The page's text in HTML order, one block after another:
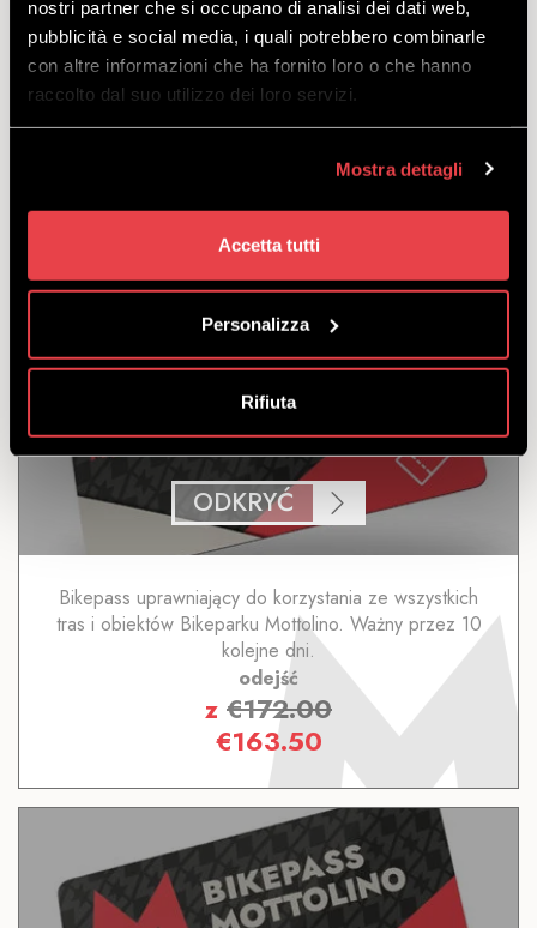
nostri partner che si occupano di analisi dei dati web,
pubblicità e social media, i quali potrebbero combinarle
con altre informazioni che ha fornito loro o che hanno
raccolto dal suo utilizzo dei loro servizi.
Mostra dettagli
Accetta tutti
Personalizza
Rifiuta
Bikepass uprawniający do korzystania ze wszystkich
tras i obiektów Bikeparku Mottolino. Ważny przez 12
€186.00
10 DNI
ODKRYĆ
Bikepass uprawniający do korzystania ze wszystkich
tras i obiektów Bikeparku Mottolino. Ważny przez 10
kolejne dni.
odejść
z €172.00
€163.50